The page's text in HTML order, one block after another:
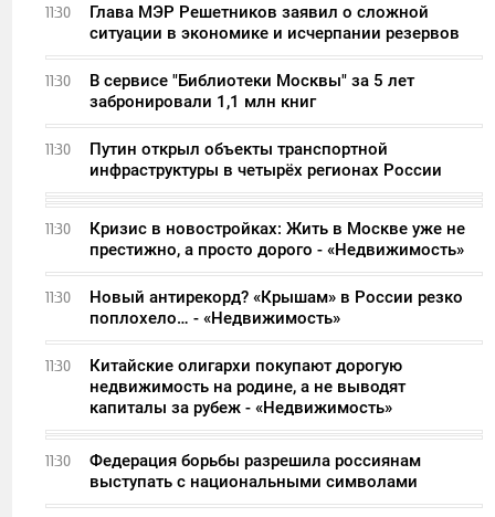
11:30
Глава МЭР Решетников заявил о сложной
ситуации в экономике и исчерпании резервов
11:30
В сервисе "Библиотеки Москвы" за 5 лет
забронировали 1,1 млн книг
11:30
Путин открыл объекты транспортной
инфраструктуры в четырёх регионах России
11:30
Кризис в новостройках: Жить в Москве уже не
престижно, а просто дорого - «Недвижимость»
11:30
Новый антирекорд? «Крышам» в России резко
поплохело… - «Недвижимость»
11:30
Китайские олигархи покупают дорогую
недвижимость на родине, а не выводят
капиталы за рубеж - «Недвижимость»
11:30
Федерация борьбы разрешила россиянам
выступать с национальными символами